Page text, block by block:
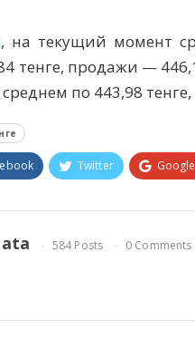
, на текущий момент
тенге, продажи —
по 443,98
Twitter
584 Posts 0 Comments